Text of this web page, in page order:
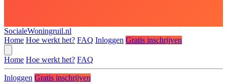
SocialeWoningruil.nl
Home Hoe werkt het? FAQ Inloggen Gratis inschrijven
Home Hoe werkt het? FAQ
Inloggen Gratis inschrijven